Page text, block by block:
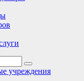
учреждения